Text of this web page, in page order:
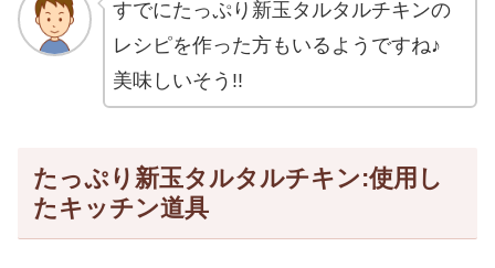
すでにたっぷり新玉タルタルチキンの
レシピを作った方もいるようですね♪
美味しいそう!!
たっぷり新玉タルタルチキン:使用し
たキッチン道具